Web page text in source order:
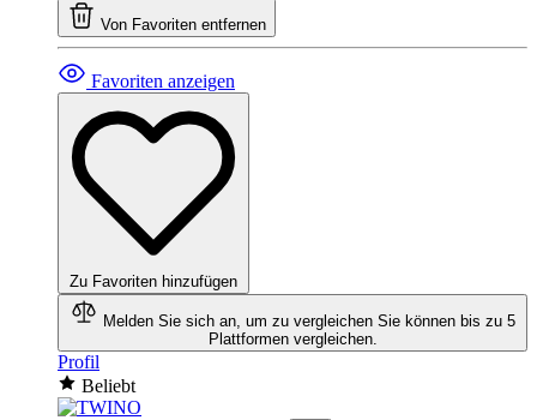
Von Favoriten entfernen
Favoriten anzeigen
Zu Favoriten hinzufügen
Melden Sie sich an, um zu vergleichen Sie können bis zu 5
Plattformen vergleichen.
Profil
Beliebt